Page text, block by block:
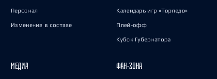
Персонал
Изменения в составе
Календарь игр «Торпедо»
Плей-офф
Кубок Губернатора
МЕДИА ФАН-ЗОНА